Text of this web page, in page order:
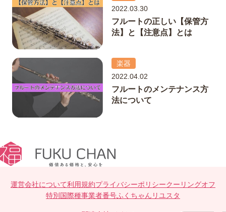
2022.03.30
フルートの正しい【保管方
法】と【注意点】とは
楽器
2022.04.02
フルートのメンテナンス方
法について
運営会社について利用規約プライバシーポリシークーリングオフ
特別国際種事業者番号ふくちゃんリユスタ